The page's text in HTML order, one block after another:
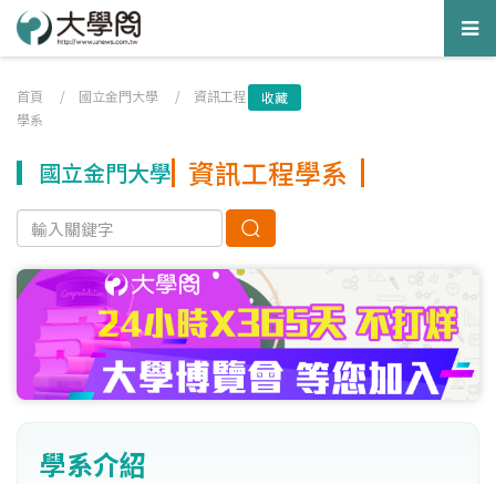
首頁 / 國立金門大學 / 資訊工程
學系
收藏
國立金門大學 資訊工程學系
學系介紹